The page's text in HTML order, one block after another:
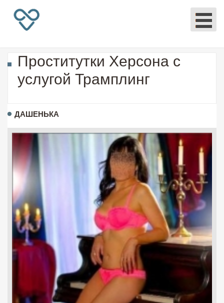
Проститутки Херсона с
услугой Трамплинг
ДАШЕНЬКА